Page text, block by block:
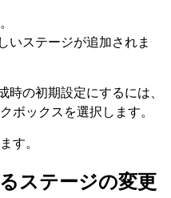
いステージが追加されま
時の初期設定にするには、
ボックスを選択します。
す。
ステージの変更